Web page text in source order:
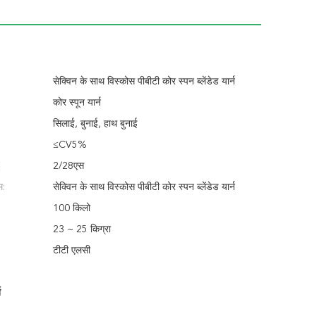
सेक्विन के साथ विस्कोस पीबीटी कोर स्पन ब्लेंडेड यार्न
कोर स्पून यार्न
सिलाई, बुनाई, हाथ बुनाई
≤CV5%
2/28एस
सेक्विन के साथ विस्कोस पीबीटी कोर स्पन ब्लेंडेड यार्न
100 किलो
23 ~ 25 किग्रा
टीटी एलसी